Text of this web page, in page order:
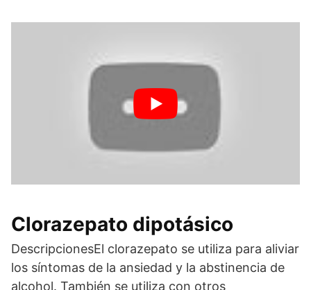
Clorazepato dipotásico
DescripcionesEl clorazepato se utiliza para aliviar
los síntomas de la ansiedad y la abstinencia de
alcohol. También se utiliza con otros